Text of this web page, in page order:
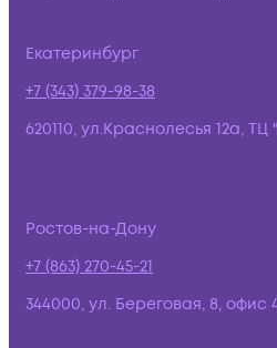
Екатеринбург
+7 (343) 379-98-38
620110, ул.Краснолесья 12а,
Ростов-на-Дону
+7 (863) 270-45-21
344000, ул. Береговая, 8, офис